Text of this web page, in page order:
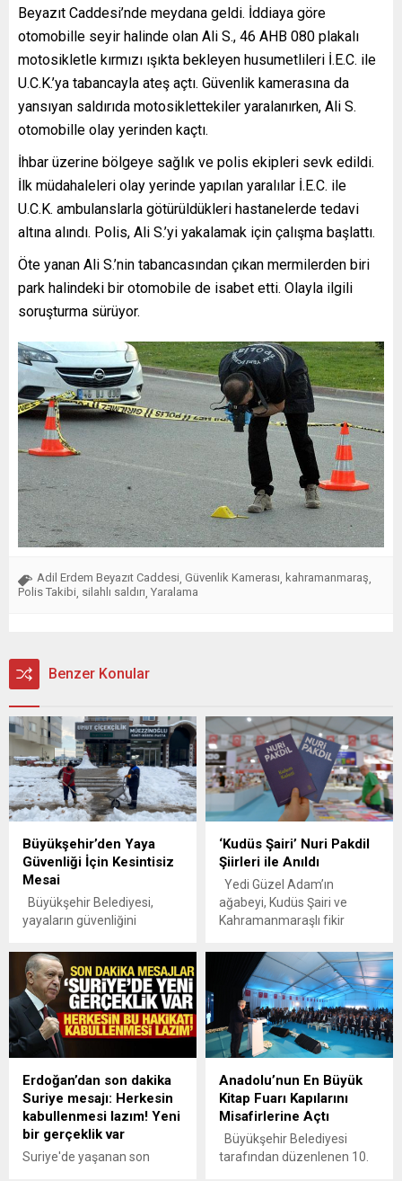
Beyazıt Caddesi’nde meydana geldi. İddiaya göre
otomobille seyir halinde olan Ali S., 46 AHB 080 plakalı
motosikletle kırmızı ışıkta bekleyen husumetlileri İ.E.C. ile
U.C.K.’ya tabancayla ateş açtı. Güvenlik kamerasına da
yansıyan saldırıda motosiklettekiler yaralanırken, Ali S.
otomobille olay yerinden kaçtı.
İhbar üzerine bölgeye sağlık ve polis ekipleri sevk edildi.
İlk müdahaleleri olay yerinde yapılan yaralılar İ.E.C. ile
U.C.K. ambulanslarla götürüldükleri hastanelerde tedavi
altına alındı. Polis, Ali S.’yi yakalamak için çalışma başlattı.
Öte yanan Ali S.’nin tabancasından çıkan mermilerden biri
park halindeki bir otomobile de isabet etti. Olayla ilgili
soruşturma sürüyor.
Adil Erdem Beyazıt Caddesi Güvenlik Kamerası kahramanmaraş
Polis Takibi silahlı saldırı Yaralama
Benzer Konular
Büyükşehir’den Yaya
Güvenliği İçin Kesintisiz
Mesai
Büyükşehir Belediyesi,
yayaların güvenliğini
yaya yolları, üst geçitler,
parklar ve hastane önlerinde
oluşan buzlanmaya karşı
kapsamlı temizlik ve
tuzlama çalışmalarını
sürdürüyor.
Büyükşehir Belediyesi,
şehirde etkisini sürdüren
yoğun kış şartlarına karşı
vatandaşların günlük
yaşamlarının sekteye
‘Kudüs Şairi’ Nuri Pakdil
Şiirleri ile Anıldı
Yedi Güzel Adam’ın
ağabeyi, Kudüs Şairi ve
Kahramanmaraşlı fikir
yıldönümünde unutmayan
şairler ve vatandaşlar, 10.
Uluslararası
Kahramanmaraş Kitap
Fuarı’nda ‘Kudüs Şairi’nin
şiirlerini okuyarak andı.
Büyükşehir Belediyesi’nin ev
sahipliğinde gerçekleşen 10.
Uluslararası Kitap Fuarı,
yalnızca kitapların değil,
fikirlerin ve hatıraların da
Erdoğan’dan son dakika
Suriye mesajı: Herkesin
kabullenmesi lazım! Yeni
bir gerçeklik var
Suriye'de yaşanan son
Anadolu’nun En Büyük
Kitap Fuarı Kapılarını
Misafirlerine Açtı
Büyükşehir Belediyesi
tarafından düzenlenen 10.